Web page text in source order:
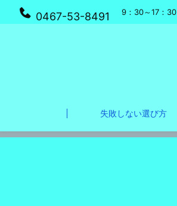
0467-53-8491 9：30～17：30
失敗しない選び方